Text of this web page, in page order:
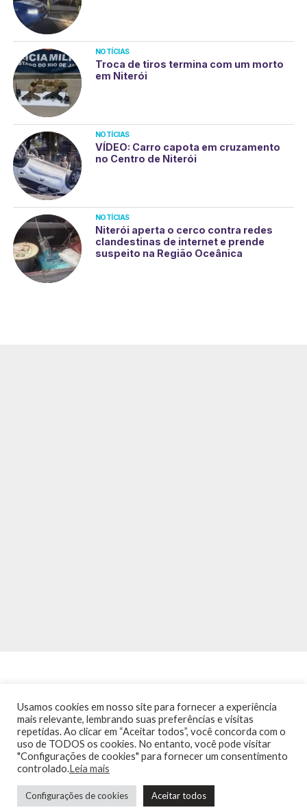
NOTÍCIAS
Troca de tiros termina com um morto
em Niterói
NOTÍCIAS
VÍDEO: Carro capota em cruzamento
no Centro de Niterói
NOTÍCIAS
Niterói aperta o cerco contra redes
clandestinas de internet e prende
suspeito na Região Oceânica
INÍCIO NOTÍCIAS AGENDA CONTATO
TRÂNSITO NA PONTE
TERMOS DE USO / POLÍTICA DE PRIVACIDADE
Guia de Niterói Informática LTDA Todos os Direitos Reservados
Usamos cookies em nosso site para fornecer a experiência
mais relevante, lembrando suas preferências e visitas
repetidas. Ao clicar em “Aceitar todos”, você concorda com o
uso de TODOS os cookies. No entanto, você pode visitar
"Configurações de cookies" para fornecer um consentimento
controlado.Leia mais
Configurações de cookies Aceitar todos